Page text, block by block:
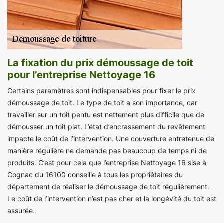
La fixation du prix démoussage de toit
pour l’entreprise Nettoyage 16
Certains paramètres sont indispensables pour fixer le prix
démoussage de toit. Le type de toit a son importance, car
travailler sur un toit pentu est nettement plus difficile que de
démousser un toit plat. L’état d’encrassement du revêtement
impacte le coût de l’intervention. Une couverture entretenue de
manière régulière ne demande pas beaucoup de temps ni de
produits. C’est pour cela que l’entreprise Nettoyage 16 sise à
Cognac du 16100 conseille à tous les propriétaires du
département de réaliser le démoussage de toit régulièrement.
Le coût de l’intervention n’est pas cher et la longévité du toit est
assurée.